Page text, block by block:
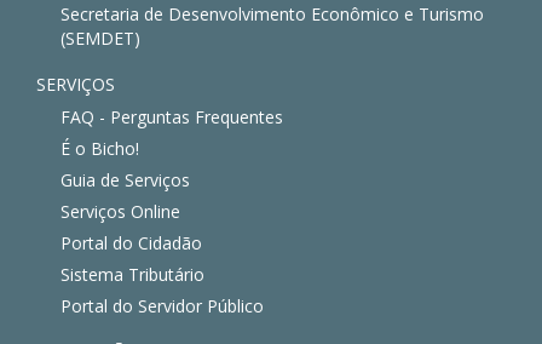
Secretaria de Desenvolvimento Econômico e Turismo
(SEMDET)
SERVIÇOS
FAQ - Perguntas Frequentes
É o Bicho!
Guia de Serviços
Serviços Online
Portal do Cidadão
Sistema Tributário
Portal do Servidor Público